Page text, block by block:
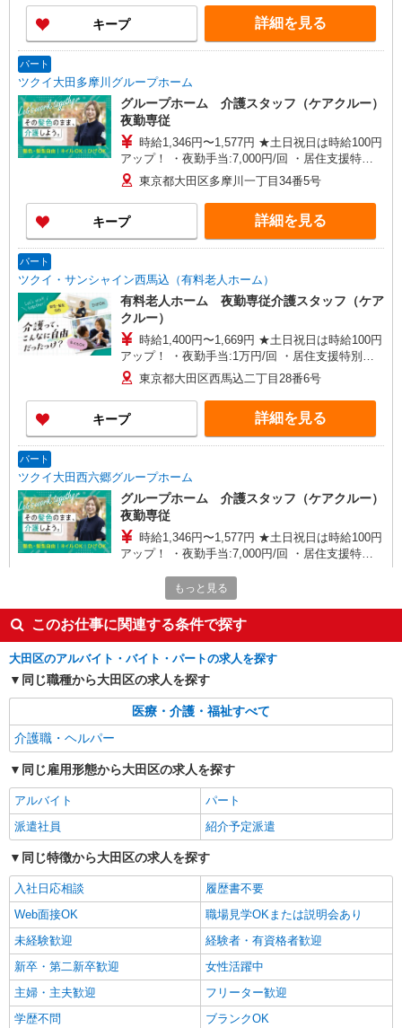
キープ 詳細を見る
パート
ツクイ大田多摩川グループホーム
グループホーム 介護スタッフ（ケアクルー）
夜勤専従
時給1,346円〜1,577円 ★土日祝日は時給100円
アップ！ ・夜勤手当:7,000円/回 ・居住支援特別
手当:120円/時間含む ※給与幅は資格・経験等によ
る
東京都大田区多摩川一丁目34番5号
キープ 詳細を見る
パート
ツクイ・サンシャイン西馬込（有料老人ホーム）
有料老人ホーム 夜勤専従介護スタッフ（ケア
クルー）
時給1,400円〜1,669円 ★土日祝日は時給100円
アップ！ ・夜勤手当:1万円/回 ・居住支援特別手
当:120円/時給含む ※給与幅は資格・経験等による
東京都大田区西馬込二丁目28番6号
キープ 詳細を見る
パート
ツクイ大田西六郷グループホーム
グループホーム 介護スタッフ（ケアクルー）
夜勤専従
時給1,346円〜1,577円 ★土日祝日は時給100円
アップ！ ・夜勤手当:7,000円/回 ・居住支援特別
東京都大田区西六郷3丁目31番12号
キープ
パート
ツクイ大田西糀谷（デイサービス）
デイサービス 介護スタッフ（ケアクルー）
時給1,367円〜1,577円 ★土日祝日は時給100円
給与幅は資格・経験等による
東京都大田区西糀谷四丁目9番11号
ツクイ大田多摩川グループホーム
グループホーム 介護スタッフ（ケアクルー）
時給1,346円〜1,577円 ★土日祝日は時給100円
アップ！ ・夜勤手当:7,000円/回 ・居住支援特別
手当:120円/時間含む ※給与幅は資格・経験等によ
東京都大田区多摩川一丁目34番5号
キープ 詳細を見る
正社員
もっと見る
このお仕事に関連する条件で探す
大田区のアルバイト・バイト・パートの求人を探す
同じ職種から大田区の求人を探す
医療・介護・福祉すべて
介護職・ヘルパー
同じ雇用形態から大田区の求人を探す
アルバイト
パート
派遣社員
紹介予定派遣
同じ特徴から大田区の求人を探す
入社日応相談
履歴書不要
Web面接OK
職場見学OKまたは説明会あり
未経験歓迎
経験者・有資格者歓迎
新卒・第二新卒歓迎
女性活躍中
主婦・主夫歓迎
フリーター歓迎
学歴不問
ブランクOK